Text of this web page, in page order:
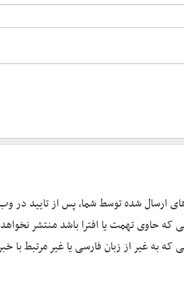
ارسال شده توسط شما، پس از تایید
که حاوی تهمت یا افترا باشد منتشر
که به غیر از زبان فارسی یا غیر مرتبط با